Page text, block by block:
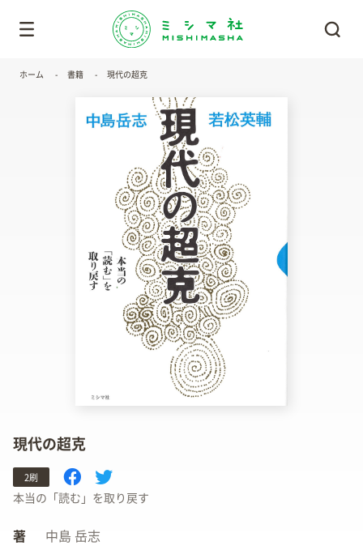
ホーム 書籍 現代の超克
2刷
現代の超克
本当の「読む」を取り戻す
著
中島 岳志